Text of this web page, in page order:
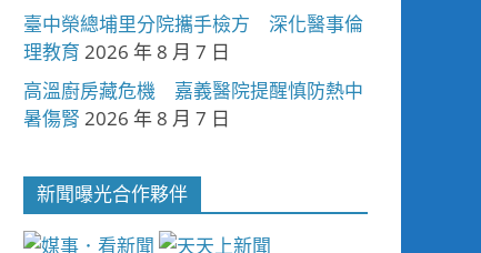
臺中榮總埔里分院攜手檢方 深化醫事倫
理教育 2026 年 8 月 7 日
高溫廚房藏危機 嘉義醫院提醒慎防熱中
暑傷腎 2026 年 8 月 7 日
新聞曝光合作夥伴